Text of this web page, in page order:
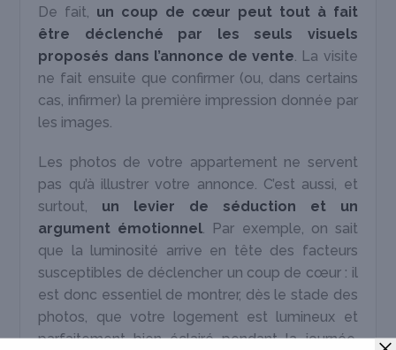
De fait, un coup de cœur peut tout à fait
être déclenché par les seuls visuels
proposés dans l’annonce de vente. La visite
ne fait ensuite que confirmer (ou, dans certains
cas, infirmer) la première impression donnée par
les images.
Les photos de votre appartement ne servent
pas qu’à illustrer votre annonce. C’est aussi, et
surtout, un levier de séduction et un
argument émotionnel. Par exemple, on sait
que la luminosité arrive en tête des facteurs
susceptibles de déclencher un coup de cœur : il
est donc essentiel de montrer, dès le stade des
photos, que votre logement est lumineux et
parfaitement bien éclairé pendant la journée.